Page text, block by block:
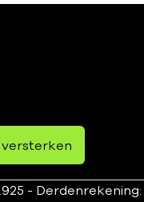
- Derdenrekening: